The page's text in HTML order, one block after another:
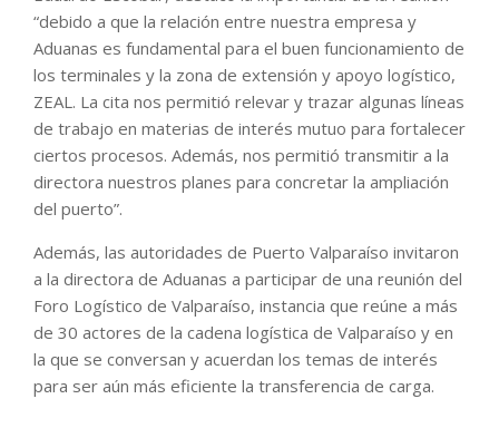
“debido a que la relación entre nuestra empresa y
Aduanas es fundamental para el buen funcionamiento de
los terminales y la zona de extensión y apoyo logístico,
ZEAL. La cita nos permitió relevar y trazar algunas líneas
de trabajo en materias de interés mutuo para fortalecer
ciertos procesos. Además, nos permitió transmitir a la
directora nuestros planes para concretar la ampliación
del puerto”.
Además, las autoridades de Puerto Valparaíso invitaron
a la directora de Aduanas a participar de una reunión del
Foro Logístico de Valparaíso, instancia que reúne a más
de 30 actores de la cadena logística de Valparaíso y en
la que se conversan y acuerdan los temas de interés
para ser aún más eficiente la transferencia de carga.